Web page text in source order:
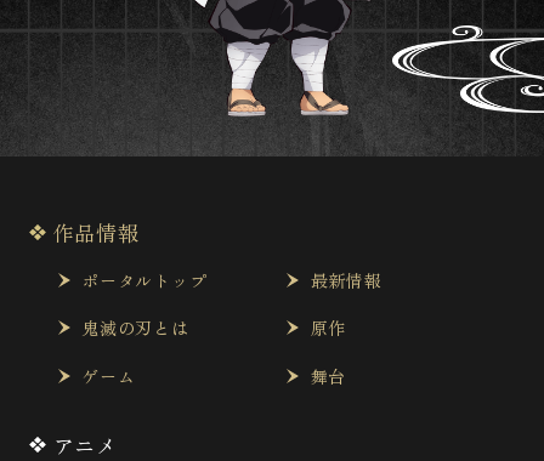
作品情報
ポータルトップ
最新情報
鬼滅の刃とは
原作
ゲーム
舞台
アニメ